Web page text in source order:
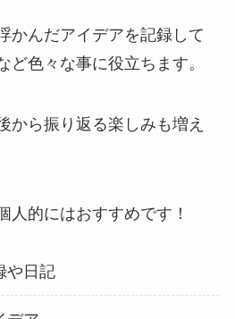
かんだアイデアを記録して
ど色々な事に役立ちます。
から振り返る楽しみも増え
人的にはおすすめです！
や日記